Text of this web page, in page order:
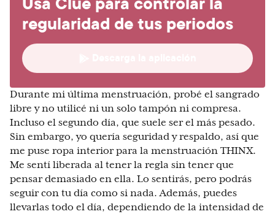
regularidad de tus periodos
Durante mi última menstruación, probé el sangrado
libre y no utilicé ni un solo tampón ni compresa.
Incluso el segundo día, que suele ser el más pesado.
Sin embargo, yo quería seguridad y respaldo, así que
me puse ropa interior para la menstruación THINX.
Me sentí liberada al tener la regla sin tener que
pensar demasiado en ella. Lo sentirás, pero podrás
seguir con tu día como si nada. Además, puedes
llevarlas todo el día, dependiendo de la intensidad de